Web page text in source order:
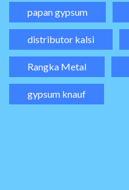
papan gypsum
distributor kalsi
Rangka Metal
gypsum knauf